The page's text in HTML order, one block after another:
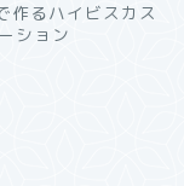
作るハイビスカス
ション